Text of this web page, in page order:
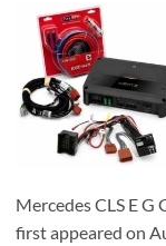
Mercedes CLS E
first appeared on